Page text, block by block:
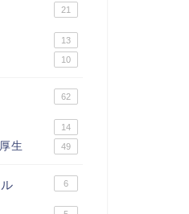
21
13
10
62
14
生 49
6